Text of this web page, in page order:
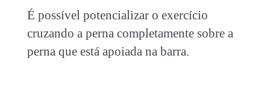
É possível potencializar o exercício
cruzando a perna completamente sobre a
perna que está apoiada na barra.